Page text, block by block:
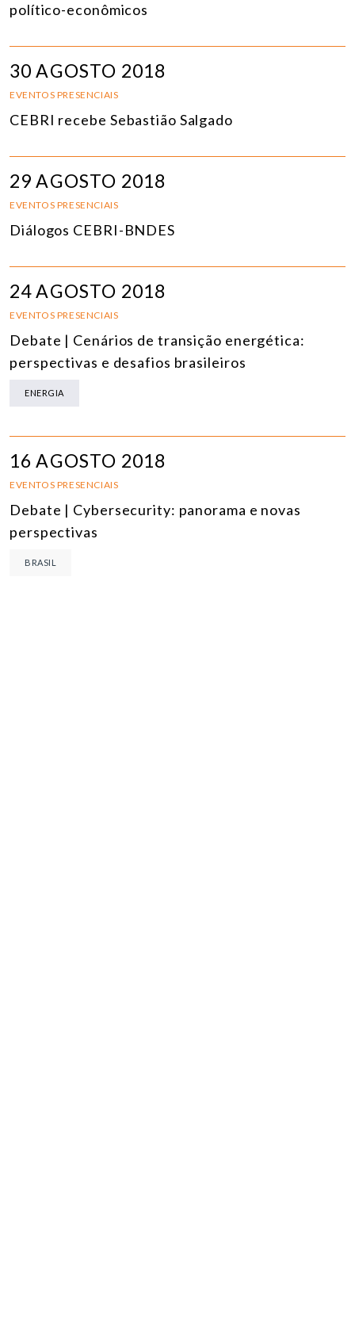
político-econômicos
30 AGOSTO 2018
EVENTOS PRESENCIAIS
CEBRI recebe Sebastião Salgado
29 AGOSTO 2018
EVENTOS PRESENCIAIS
Diálogos CEBRI-BNDES
24 AGOSTO 2018
EVENTOS PRESENCIAIS
Debate | Cenários de transição energética:
perspectivas e desafios brasileiros
ENERGIA
16 AGOSTO 2018
EVENTOS PRESENCIAIS
Debate | Cybersecurity: panorama e novas
perspectivas
BRASIL